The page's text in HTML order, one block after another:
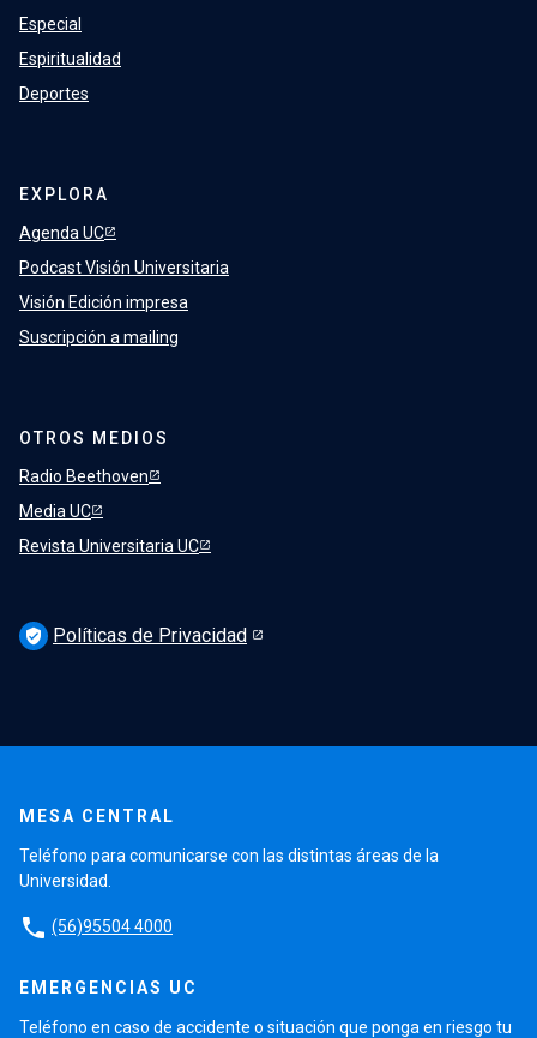
Especial
Espiritualidad
Deportes
EXPLORA
Agenda UC
Podcast Visión Universitaria
Visión Edición impresa
Suscripción a mailing
OTROS MEDIOS
Radio Beethoven
Media UC
Revista Universitaria UC
verified_user Políticas de Privacidad
MESA CENTRAL
Teléfono para comunicarse con las distintas áreas de la
Universidad.
phone (56)95504 4000
EMERGENCIAS UC
Teléfono en caso de accidente o situación que ponga en riesgo tu